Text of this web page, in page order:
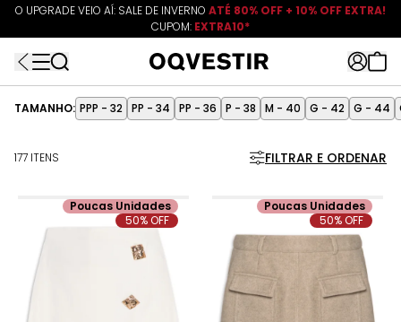
O UPGRADE VEIO AÍ: SALE DE INVERNO ATÉ 80% OFF + 10% OFF EXTRA!
CUPOM: EXTRA10*
FRETEAPP
R$499*
TAMANHO: PPP - 32 PP - 34 PP - 36 P - 38 M - 40 G - 42 G - 44
177 ITENS FILTRAR E ORDENAR
Poucas Unidades
50% OFF
Poucas Unidades
50% OFF